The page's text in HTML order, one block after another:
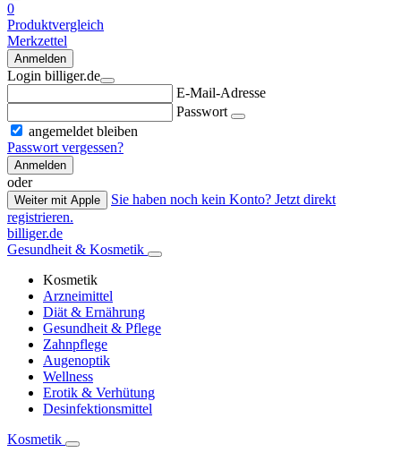
0
Produktvergleich
Merkzettel
Anmelden
Login billiger.de
E-Mail-Adresse
Passwort
angemeldet bleiben
Passwort vergessen?
Anmelden
oder
Weiter mit Apple
Sie haben noch kein Konto? Jetzt direkt
registrieren.
billiger.de
Gesundheit & Kosmetik
Kosmetik
Arzneimittel
Diät & Ernährung
Gesundheit & Pflege
Zahnpflege
Augenoptik
Wellness
Erotik & Verhütung
Desinfektionsmittel
Kosmetik